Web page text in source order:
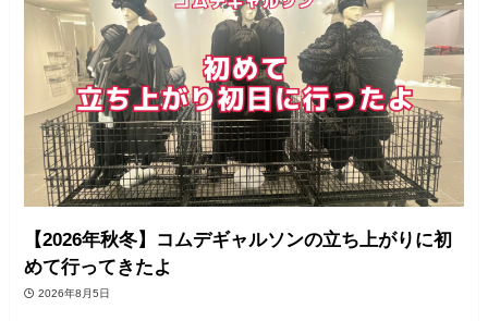
【2026年秋冬】コムデギャルソンの立ち上がりに初
めて行ってきたよ
2026年8月5日